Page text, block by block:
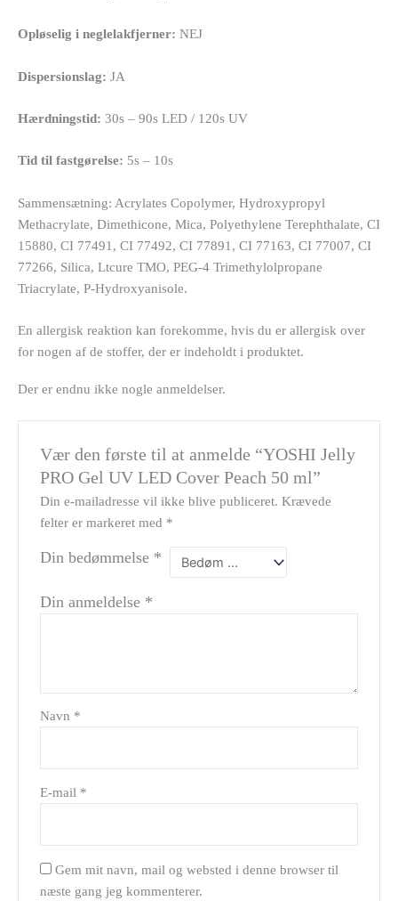
Opløselig i neglelakfjerner: NEJ
Dispersionslag: JA
Hærdningstid: 30s – 90s LED / 120s UV
Tid til fastgørelse: 5s – 10s
Sammensætning: Acrylates Copolymer, Hydroxypropyl
Methacrylate, Dimethicone, Mica, Polyethylene Terephthalate, CI
15880, CI 77491, CI 77492, CI 77891, CI 77163, CI 77007, CI
77266, Silica, Ltcure TMO, PEG-4 Trimethylolpropane
Triacrylate, P-Hydroxyanisole.
En allergisk reaktion kan forekomme, hvis du er allergisk over
for nogen af de stoffer, der er indeholdt i produktet.
Der er endnu ikke nogle anmeldelser.
Vær den første til at anmelde “YOSHI Jelly
PRO Gel UV LED Cover Peach 50 ml”
Din e-mailadresse vil ikke blive publiceret. Krævede
felter er markeret med *
Din bedømmelse *
Din anmeldelse *
Navn *
E-mail *
Gem mit navn, mail og websted i denne browser til
næste gang jeg kommenterer.